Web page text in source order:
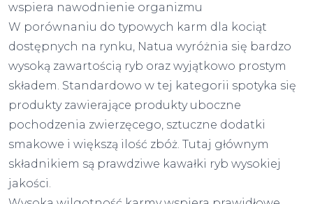
wspiera nawodnienie organizmu
W porównaniu do typowych karm dla kociąt
dostępnych na rynku, Natua wyróżnia się bardzo
wysoką zawartością ryb oraz wyjątkowo prostym
składem. Standardowo w tej kategorii spotyka się
produkty zawierające produkty uboczne
pochodzenia zwierzęcego, sztuczne dodatki
smakowe i większą ilość zbóż. Tutaj głównym
składnikiem są prawdziwe kawałki ryb wysokiej
jakości.